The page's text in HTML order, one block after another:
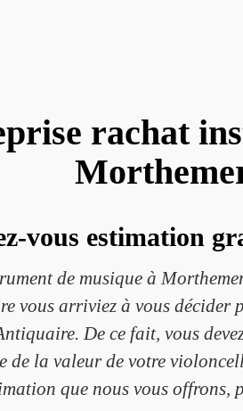
rachat
vous estimation
de musique à
vous arriviez à vous
De ce fait, vous
de la valeur de votre
que nous vous